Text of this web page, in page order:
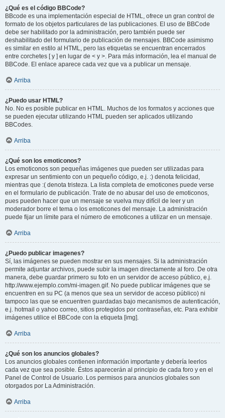
¿Qué es el código BBCode?
BBcode es una implementación especial de HTML, ofrece un gran control de
formato de los objetos particulares de las publicaciones. El uso de BBCode
debe ser habilitado por la administración, pero también puede ser
deshabilitado del formulario de publicación de mensajes. BBCode asimismo
es similar en estilo al HTML, pero las etiquetas se encuentran encerrados
entre corchetes [ y ] en lugar de < y >. Para más información, lea el manual de
BBCode. El enlace aparece cada vez que va a publicar un mensaje.
Arriba
¿Puedo usar HTML?
No. No es posible publicar en HTML. Muchos de los formatos y acciones que
se pueden ejecutar utilizando HTML pueden ser aplicados utilizando
BBCodes.
Arriba
¿Qué son los emoticonos?
Los emoticonos son pequeñas imágenes que pueden ser utilizadas para
expresar un sentimiento con un pequeño código, e.j. :) denota felicidad,
mientras que :( denota tristeza. La lista completa de emoticones puede verse
en el formulario de publicación. Trate de no abusar del uso de emoticonos,
pues pueden hacer que un mensaje se vuelva muy difícil de leer y un
moderador borre el tema o los emoticones del mensaje. La administración
puede fijar un límite para el número de emoticones a utilizar en un mensaje.
Arriba
¿Puedo publicar imagenes?
Sí, las imágenes se pueden mostrar en sus mensajes. Si la administración
permite adjuntar archivos, puede subir la imagen directamente al foro. De otra
manera, debe guardar primero su foto en un servidor de acceso público, e.j.
http://www.ejemplo.com/mi-imagen.gif. No puede publicar imágenes que se
encuentren en su PC (a menos que sea un servidor de acceso público) ni
tampoco las que se encuentren guardadas bajo mecanismos de autenticación,
e.j. hotmail o yahoo correo, sitios protegidos por contraseñas, etc. Para exhibir
imágenes utilice el BBCode con la etiqueta [img].
Arriba
¿Qué son los anuncios globales?
Los anuncios globales contienen información importante y debería leerlos
cada vez que sea posible. Éstos aparecerán al principio de cada foro y en el
Panel de Control de Usuario. Los permisos para anuncios globales son
otorgados por La Administración.
Arriba